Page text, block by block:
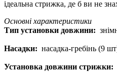
ідеальна стрижка, де б ви не
Основні характеристики
Тип установки довжини:
Насадки: насадка-гребінь (9
Установка довжини стрижки: